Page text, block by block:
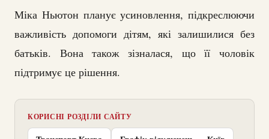
Міка Ньютон планує усиновлення, підкреслюючи
важливість допомоги дітям, які залишилися без
батьків. Вона також зізналася, що її чоловік
підтримує це рішення.
КОРИСНІ РОЗДІЛИ САЙТУ